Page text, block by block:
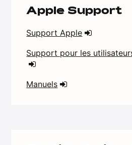
Apple Support
Support Apple
Support pour les
Manuels